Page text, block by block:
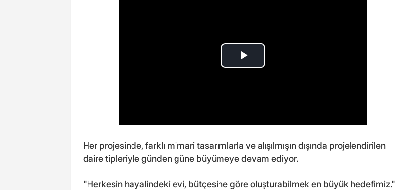
Her projesinde, farklı mimari tasarımlarla ve alışılmışın dışında projelendirilen
daire tipleriyle günden güne büyümeye devam ediyor.
"Herkesin hayalindeki evi, bütçesine göre oluşturabilmek en büyük hedefimiz."